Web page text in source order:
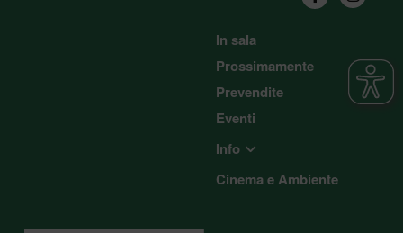
In sala
Prossimamente
Prevendite
Eventi
Info
Cinema e Ambiente